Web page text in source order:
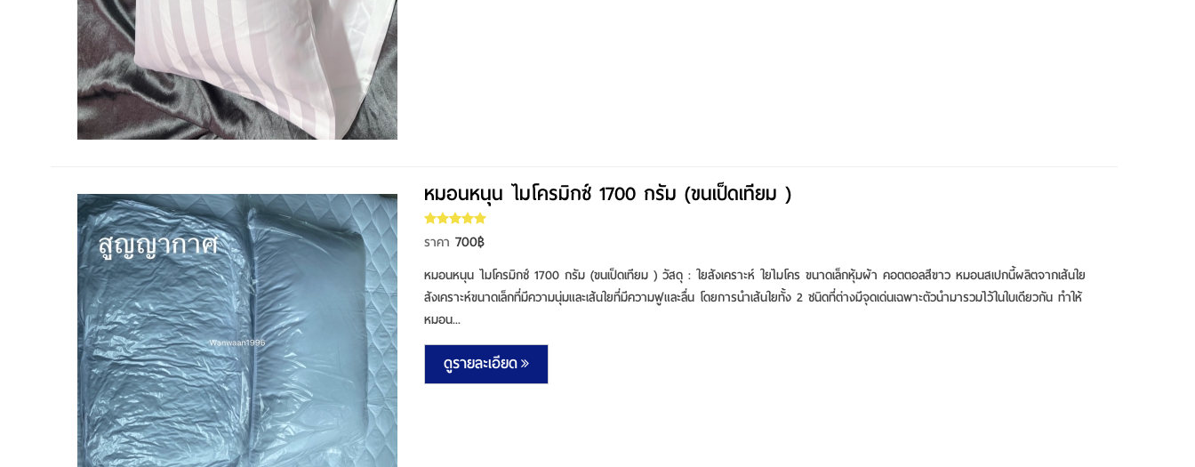
ดูรายละเอียด
หมอนหนุน ไมโครมิกซ์ 1700 กรัม (ขนเป็ดเทียม )
ราคา 700฿
หมอนหนุน ไมโครมิกซ์ 1700 กรัม (ขนเป็ดเทียม ) วัสดุ : ใยสังเคราะห์ ใยไมโคร ขนาดเล็กหุ้มผ้า คอตตอลสีขาว หมอนสเปกนี้ผลิตจากเส้นใย
สังเคราะห์ขนาดเล็กที่มีความนุ่มและเส้นใยที่มีความฟูและลื่น โดยการนำเส้นใยทั้ง 2 ชนิดที่ต่างมีจุดเด่นเฉพาะตัวนำมารวมไว้ในใบเดียวกัน ทำให้
หมอน...
ดูรายละเอียด